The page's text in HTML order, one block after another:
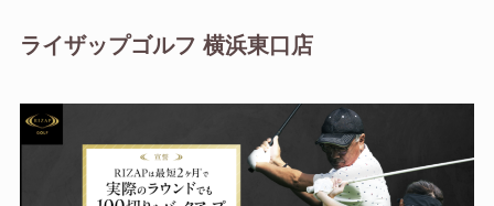
ライザップゴルフ 横浜東口店